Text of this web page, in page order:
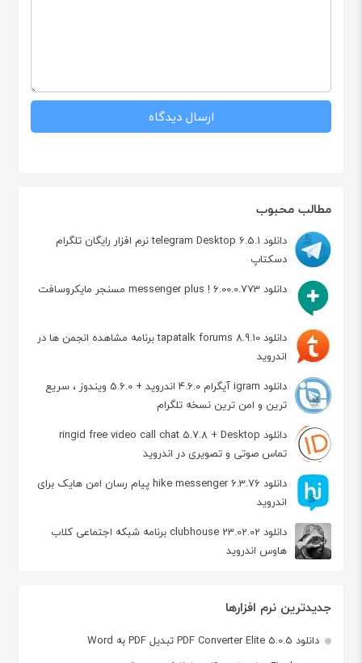
مطالب محبوب
دانلود telegram Desktop 6.5.1 نرم افزار رایگان تلگرام
دسکتاپ
دانلود messenger plus ! 6.00.0.773 مسنجر مایکروسافت
دانلود tapatalk forums 8.9.10 برنامه مشاهده انجمن ها در
اندروید
دانلود igram آیگرام 4.6.0 اندروید + 5.6.0 ویندوز ، سریع
ترین و امن ترین نسخه تلگرام
دانلود ringid free video call chat 5.7.8 + Desktop
تماس صوتی و تصویری در اندروید
دانلود hike messenger 6.3.76 پیام‌ رسان‌ امن هایک برای
اندروید
دانلود clubhouse 23.02.02 برنامه شبکه اجتماعی کلاب
هاوس اندروید
جدیدترین نرم افزارها
دانلود PDF Converter Elite 5.0.5 تبدیل PDF به Word